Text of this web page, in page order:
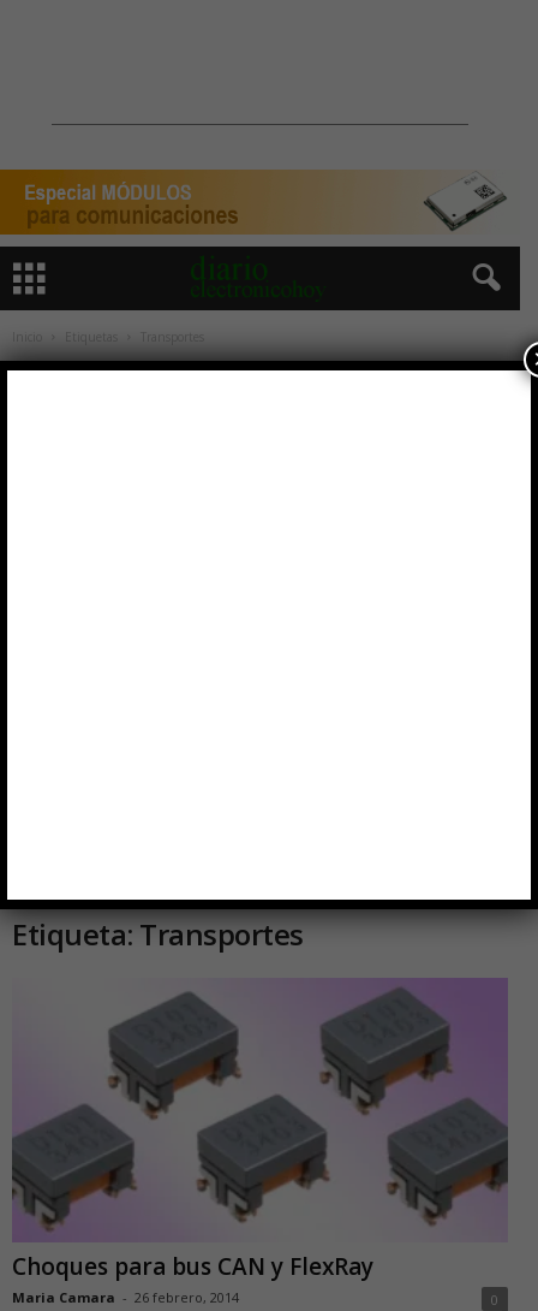
Inicio Etiquetas Transportes
Etiqueta: Transportes
Choques para bus CAN y FlexRay
Maria Camara - 26 febrero, 2014 0